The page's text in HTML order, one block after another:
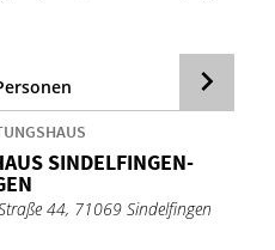
SIN­DEL­FIN­GEN-
44, 71069 Sindelfingen